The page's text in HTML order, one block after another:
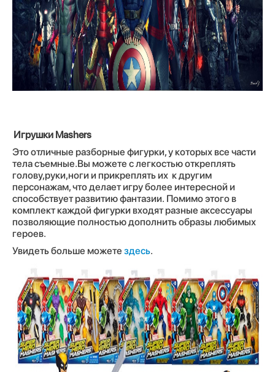
Игрушки Mashers
Это отличные разборные фигурки, у которых все части
тела съемные.Вы можете с легкостью откреплять
голову,руки,ноги и прикреплять их к другим
персонажам, что делает игру более интересной и
способствует развитию фантазии. Помимо этого в
комплект каждой фигурки входят разные аксессуары
позволяющие полностью дополнить образы любимых
героев.
Увидеть больше можете здесь.